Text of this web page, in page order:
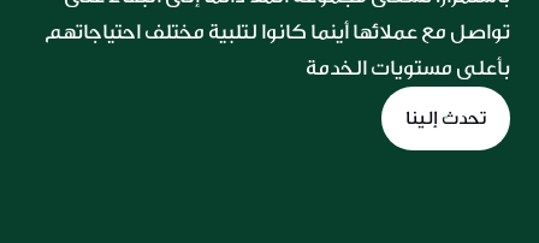
بأعلى مستويات الخدمة
تحدث إلينا